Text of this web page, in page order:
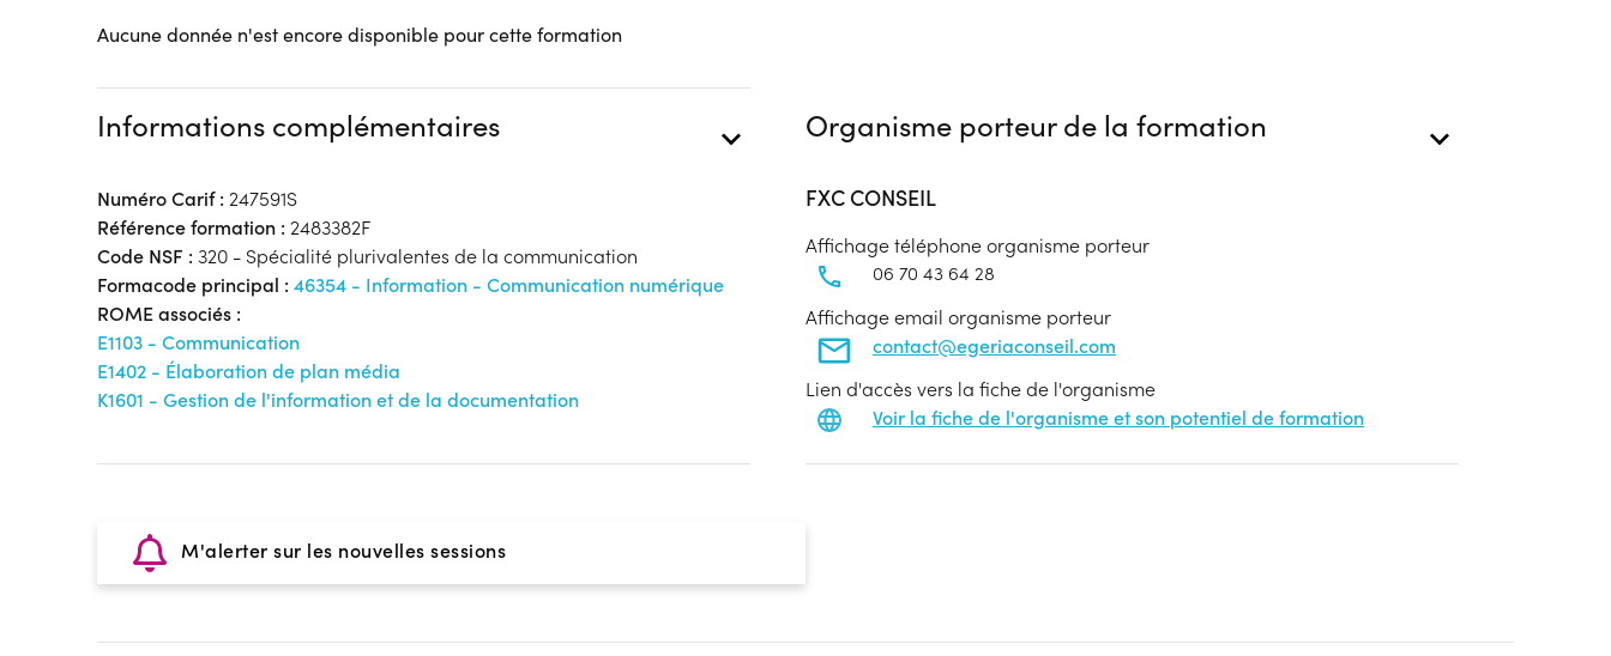
Restauration :Pas de restauration
Aucune donnée n'est encore disponible pour cette formation
Informations complémentaires
Numéro Carif : 247591S
Référence formation : 2483382F
Code NSF : 320 - Spécialité plurivalentes de la communication
Formacode principal : 46354 - Information - Communication numérique
ROME associés :
E1103 - Communication
E1402 - Élaboration de plan média
K1601 - Gestion de l'information et de la documentation
Organisme porteur de la formation
FXC CONSEIL
Affichage téléphone organisme porteur
06 70 43 64 28
Affichage email organisme porteur
contact@egeriaconseil.com
Lien d'accès vers la fiche de l'organisme
Voir la fiche de l'organisme et son potentiel de formation
M'alerter sur les nouvelles sessions